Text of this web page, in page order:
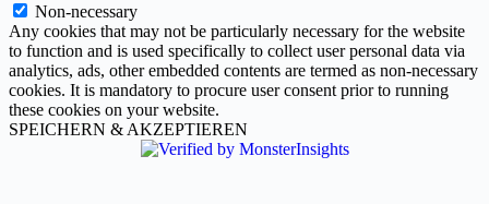
Non-necessary
Any cookies that may not be particularly necessary for the website
to function and is used specifically to collect user personal data via
analytics, ads, other embedded contents are termed as non-necessary
cookies. It is mandatory to procure user consent prior to running
these cookies on your website.
SPEICHERN & AKZEPTIEREN